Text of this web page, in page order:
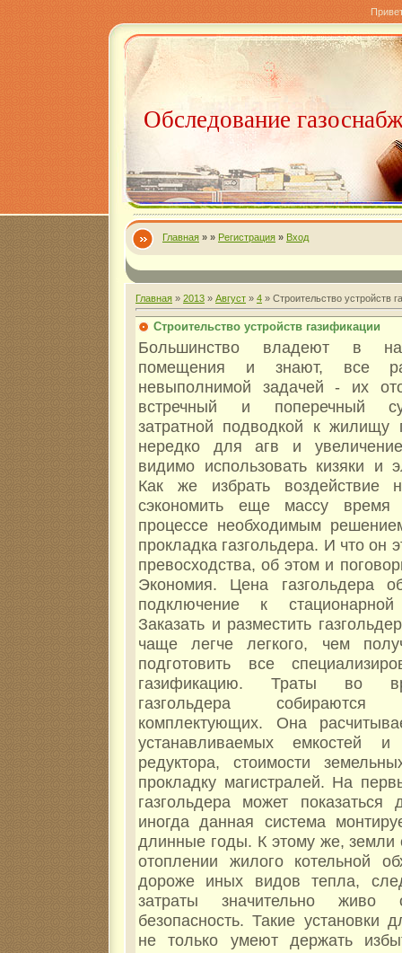
Обследование
Главная » » Регистрация » Вход
Главная » 2013 » Август » 4 » Строительство устройств
Строительство устройств газификации
Большинство владеют в
помещения и знают, все
невыполнимой задачей - их
встречный и поперечный
затратной подводкой к жилищу
нередко для агв и
видимо использовать кизяки и
Как же избрать воздействие
сэкономить еще массу
процессе необходимым
прокладка газгольдера. И что он
превосходства, об этом и
Экономия. Цена газгольдера
подключение к
Заказать и разместить
чаще легче легкого, чем
подготовить все
газификацию. Траты во
газгольдера
комплектующих. Она
устанавливаемых емкостей
редуктора, стоимости
прокладку магистралей. На
газгольдера может показаться
иногда данная система
длинные годы. К этому же, земли
отоплении жилого котельной
дороже иных видов тепла,
затраты значительно живо
безопасность. Такие установки
не только умеют держать